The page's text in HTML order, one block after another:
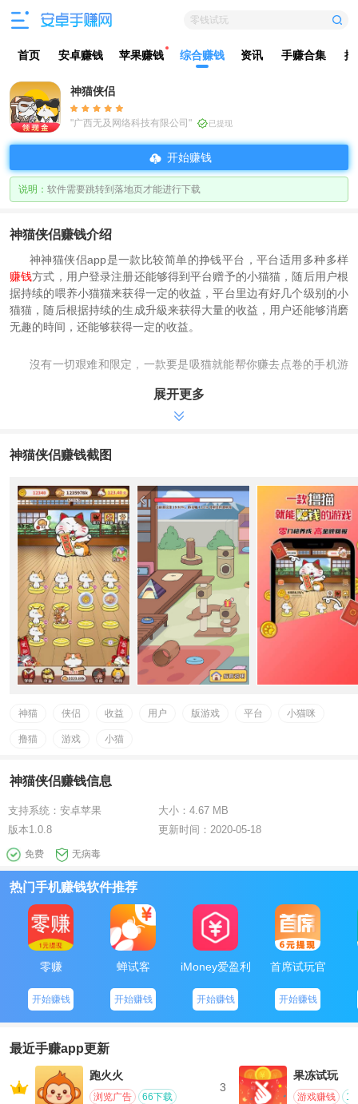
零钱试玩
首页 安卓赚钱 苹果赚钱 综合赚钱 资讯 手赚合集 排
神猫侠侣
"广西无及网络科技有限公司" 已提现
开始赚钱
说明： 软件需要跳转到落地页才能进行下载
神猫侠侣赚钱介绍
神神猫侠侣app是一款比较简单的挣钱平台，平台适用多种多样
赚钱方式，用户登录注册还能够得到平台赠予的小猫猫，随后用户根
据持续的喂养小猫猫来获得一定的收益，平台里边有好几个级别的小
猫猫，随后根据持续的生成升級来获得大量的收益，用户还能够消磨
无趣的時间，还能够获得一定的收益。
沒有一切艰难和限定，一款要是吸猫就能帮你赚去点卷的手机游
手机软件是根据网络时代下应时而生的一款轻轻松松休闲娱乐手机软
件，灵活运用用户的业余时间给用户产生快乐和使用价值。用户可在
小猫咪越宝贵得到的大红包奖赏也就越多，十分的好玩儿;
同样的小猫咪能够开展合拼，造成更为高級的小猫咪;
每日登录都能领红包奖赏和游戏道具，对游戏玩家有挺大的功
效;
神猫侠侣挣钱版游戏
1、新用户添加进行新手教程升級猫猫，就可以得到初学者大红
包奖赏;
2、升級猫猫可得到永久性或特惠招财猫，享有平台广告词收益
分紅;
3、每只招财猫每天可得到平台广告词收益20%分紅，预估180-
益抽成。
神猫侠侣挣钱版游戏评价
包，开心翻倍。
注：游戏包名叫神猫侠侣，便是这款手机游戏哦。
展开更多
神猫侠侣赚钱截图
神猫 侠侣 收益 用户 版游戏 平台 小猫咪
撸猫 游戏 小猫
神猫侠侣赚钱信息
支持系统： 安卓苹果 大小：4.67 MB
版本1.0.8 更新时间：2020-05-18
免费 无病毒
热门手机赚钱软件推荐
零赚
开始赚钱
蝉试客
开始赚钱
iMoney爱盈利
开始赚钱
首席试玩官
开始赚钱
最近手赚app更新
跑火火
浏览广告 66下载
3
果冻试玩
游戏赚钱